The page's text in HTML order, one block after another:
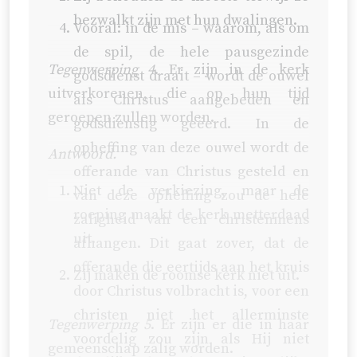
Vooral: in de mis – waarom, als om
de spil, de hele pausgezinde
godsdienst draait – wordt de ouwel
als Christus aangebeden en
godsdienstig geëerd. In de
opheffing van deze ouwel wordt de
offerande van Christus gesteld en
van deze opheffing zou de hele
bezwalkt zijn met hun dwalingen.
Tegenwerping 4. Er zijn in de kerk
uitverkorenen, die op hun tijd
geroepen zullen worden.
Antwoord.
Niet de verkiezing, maar de